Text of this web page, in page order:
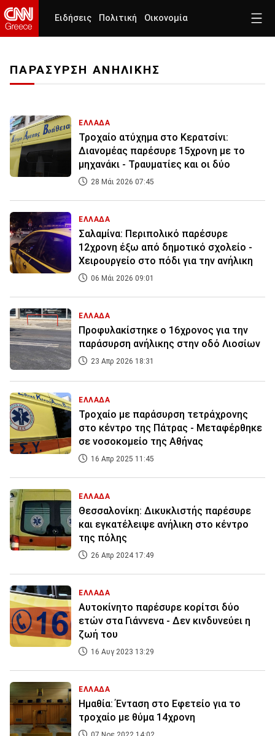
Ειδήσεις Πολιτική Οικονομία
ΠΑΡΑΣΥΡΣΗ ΑΝΗΛΙΚΗΣ
ΕΛΛΑΔΑ
Τροχαίο ατύχημα στο Κερατσίνι:
Διανομέας παρέσυρε 15χρονη με το
μηχανάκι - Τραυματίες και οι δύο
28 Μάι 2026 07:45
ΕΛΛΑΔΑ
Σαλαμίνα: Περιπολικό παρέσυρε
12χρονη έξω από δημοτικό σχολείο -
Χειρουργείο στο πόδι για την ανήλικη
06 Μάι 2026 09:01
ΕΛΛΑΔΑ
Προφυλακίστηκε ο 16χρονος για την
παράσυρση ανήλικης στην οδό Λιοσίων
23 Απρ 2026 18:31
ΕΛΛΑΔΑ
Τροχαίο με παράσυρση τετράχρονης
στο κέντρο της Πάτρας - Μεταφέρθηκε
σε νοσοκομείο της Αθήνας
16 Απρ 2025 11:45
ΕΛΛΑΔΑ
Θεσσαλονίκη: Δικυκλιστής παρέσυρε
και εγκατέλειψε ανήλικη στο κέντρο
της πόλης
26 Απρ 2024 17:49
ΕΛΛΑΔΑ
Αυτοκίνητο παρέσυρε κορίτσι δύο
ετών στα Γιάννενα - Δεν κινδυνεύει η
ζωή του
16 Αυγ 2023 13:29
ΕΛΛΑΔΑ
Ημαθία: Ένταση στο Εφετείο για το
τροχαίο με θύμα 14χρονη